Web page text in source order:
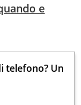
e
telefono? Un